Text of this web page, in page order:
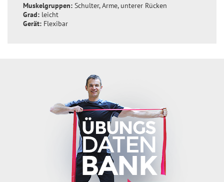
Muskelgruppen: Schulter, Arme, unterer Rücken
Grad: leicht
Gerät: Flexibar